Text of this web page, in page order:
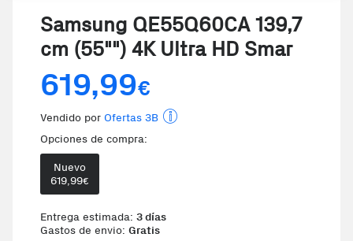
Samsung QE55Q60CA 139,7
cm (55"") 4K Ultra HD Smar
619,99€
Vendido por Ofertas 3B
Opciones de compra:
Nuevo
619,99€
Entrega estimada: 3 días
Gastos de envio: Gratis